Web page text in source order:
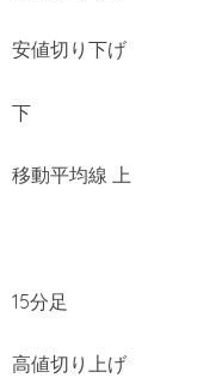
安値切り下げ
下
移動平均線 上
15分足
高値切り上げ